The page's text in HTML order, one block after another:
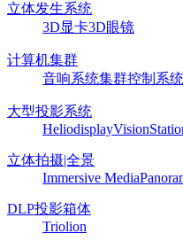
立体发生系统
3D显卡3D眼镜
计算机集群
音响系统集群控制系统
大型投影系统
Heliodisplay
立体拍摄|全景
Immersive Media
DLP投影箱体
Triolion